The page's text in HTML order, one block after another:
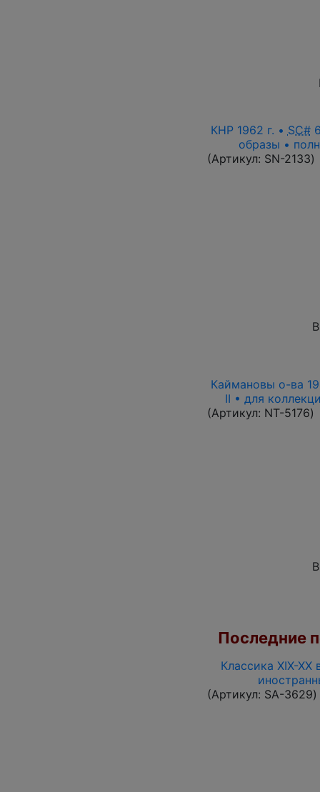
КНР 1962 г. • SC#
образы •
(Артикул: SN-2133)
Каймановы о-ва
II • для
(Артикул: NT-5176)
Последние
Классика XIX-
(Артикул: SA-3629)